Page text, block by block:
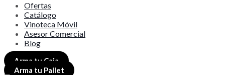
Ofertas
Catálogo
Vinoteca Móvil
Asesor Comercial
Blog
Arma tu Caja
Arma tu Pallet